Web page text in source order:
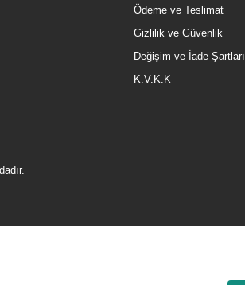
Ödeme ve Teslimat
Gizlilik ve Güvenlik
Değişim ve İade Şartları
K.V.K.K